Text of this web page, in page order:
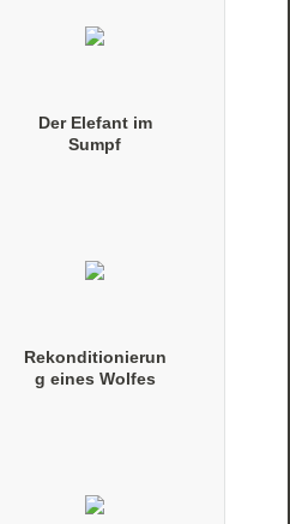
Der Elefant im
Sumpf
Rekonditionierun
g eines Wolfes